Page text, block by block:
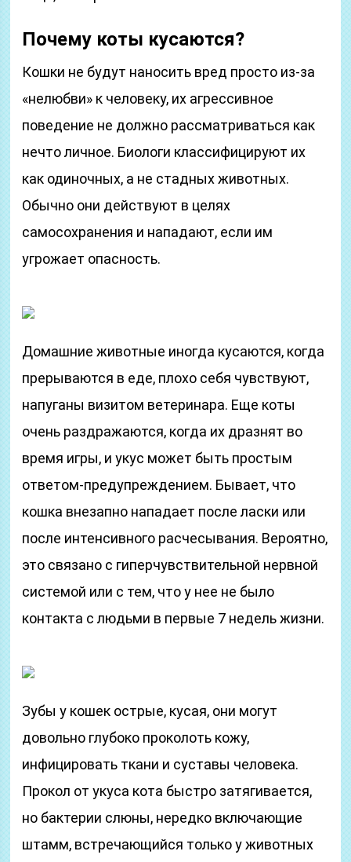
Почему коты кусаются?
Кошки не будут наносить вред просто из-за
«нелюбви» к человеку, их агрессивное
поведение не должно рассматриваться как
нечто личное. Биологи классифицируют их
как одиночных, а не стадных животных.
Обычно они действуют в целях
самосохранения и нападают, если им
угрожает опасность.
Домашние животные иногда кусаются, когда
прерываются в еде, плохо себя чувствуют,
напуганы визитом ветеринара. Еще коты
очень раздражаются, когда их дразнят во
время игры, и укус может быть простым
ответом-предупреждением. Бывает, что
кошка внезапно нападает после ласки или
после интенсивного расчесывания. Вероятно,
это связано с гиперчувствительной нервной
системой или с тем, что у нее не было
контакта с людьми в первые 7 недель жизни.
Зубы у кошек острые, кусая, они могут
довольно глубоко проколоть кожу,
инфицировать ткани и суставы человека.
Прокол от укуса кота быстро затягивается,
но бактерии слюны, нередко включающие
штамм, встречающийся только у животных